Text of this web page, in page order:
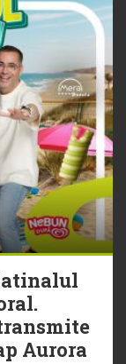
Aurora